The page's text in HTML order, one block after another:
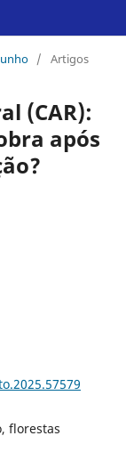
/ Artigos
(CAR):
após
florestas